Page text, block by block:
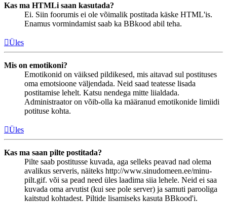
Kas ma HTMLi saan kasutada?
Ei. Siin foorumis ei ole võimalik postitada käske HTML'is.
Enamus vormindamist saab ka BBkood abil teha.
Üles
Mis on emotikoni?
Emotikonid on väiksed pildikesed, mis aitavad sul postituses
oma emotsioone väljendada. Neid saad teatesse lisada
postitamise lehelt. Katsu nendega mitte liialdada.
Administraator on võib-olla ka määranud emotikonide limiidi
potituse kohta.
Üles
Kas ma saan pilte postitada?
Pilte saab postitusse kuvada, aga selleks peavad nad olema
avalikus serveris, näiteks http://www.sinudomeen.ee/minu-
pilt.gif. või sa pead need üles laadima siia lehele. Neid ei saa
kuvada oma arvutist (kui see pole server) ja samuti parooliga
kaitstud kohtadest. Piltide lisamiseks kasuta BBkood'i.